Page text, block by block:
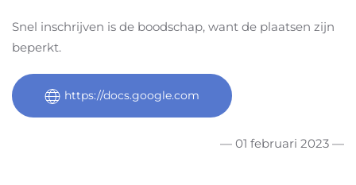
Snel inschrijven is de boodschap, want de plaatsen zijn
beperkt.
https://docs.google.com
— 01 februari 2023 —